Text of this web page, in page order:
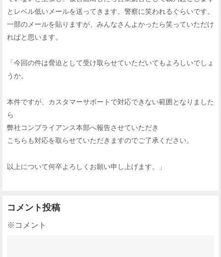
とレベル低いメールを送ってきます。警察に笑われるぐらいです。
一部のメールを貼りますが、みんなさんよかったら笑っていただけ
ればと思います。
「今回の件は脅迫として受け取らせていただいてもよろしいでしょ
うか。
本件ですが、カスタマーサポートで対応できない範囲となりました
ら
弊社コンプライアンス本部へ報告させていただき
こちらも対応を取らせていただきますのでご了承ください。
以上について何卒よろしくお願い申し上げます。」
コメント投稿
※コメント